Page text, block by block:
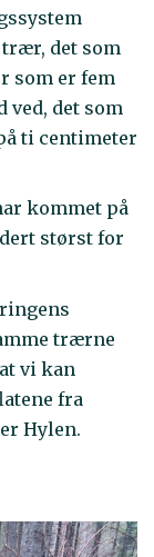
det som
som er fem
ved, det som
ti centimeter
kommet på
størst for
trærne
vi kan
fra
Hylen.